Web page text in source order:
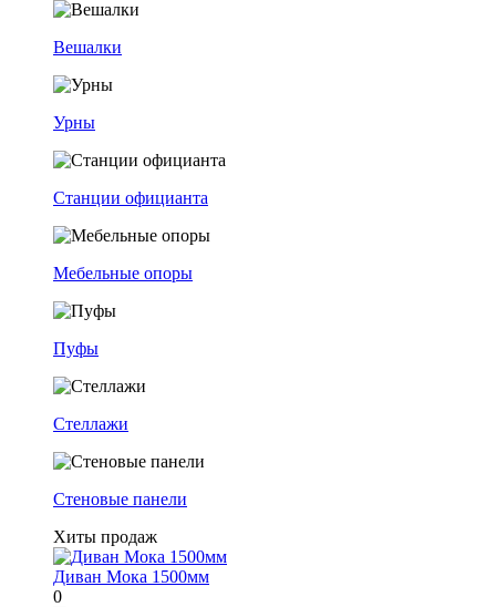
Вешалки
Урны
Станции официанта
Мебельные опоры
Пуфы
Стеллажи
Стеновые панели
Хиты продаж
Диван Мока 1500мм
0